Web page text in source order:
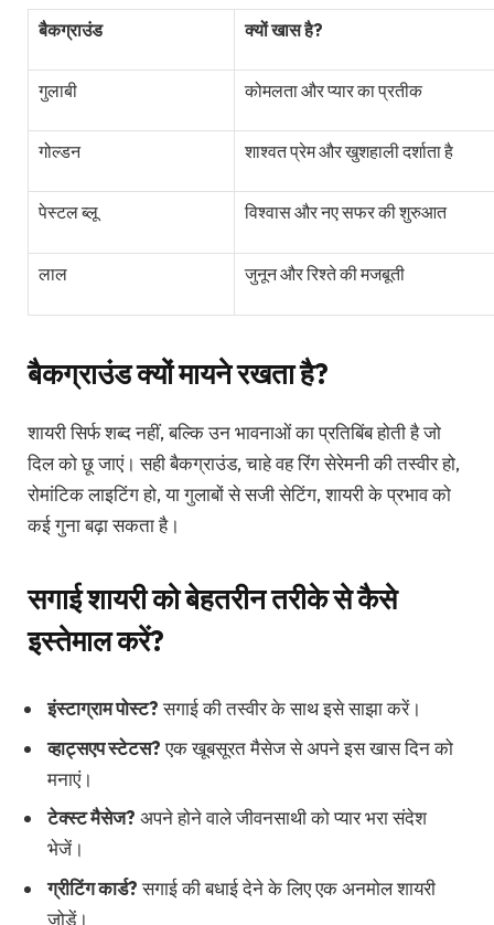
बैकग्राउंड क्यों खास है?
गुलाबी कोमलता और प्यार का प्रतीक
गोल्डन शाश्वत प्रेम और खुशहाली दर्शाता है
पेस्टल ब्लू विश्वास और नए सफर की शुरुआत
लाल जुनून और रिश्ते की मजबूती
बैकग्राउंड क्यों मायने रखता है?
शायरी सिर्फ शब्द नहीं, बल्कि उन भावनाओं का प्रतिबिंब होती है जो
दिल को छू जाएं। सही बैकग्राउंड, चाहे वह रिंग सेरेमनी की तस्वीर हो,
रोमांटिक लाइटिंग हो, या गुलाबों से सजी सेटिंग, शायरी के प्रभाव को
कई गुना बढ़ा सकता है।
सगाई शायरी को बेहतरीन तरीके से कैसे
इस्तेमाल करें?
इंस्टाग्राम पोस्ट?सगाई की तस्वीर के साथ इसे साझा करें।
व्हाट्सएप स्टेटस?एक खूबसूरत मैसेज से अपने इस खास दिन को
मनाएं।
टेक्स्ट मैसेज? अपने होने वाले जीवनसाथी को प्यार भरा संदेश
भेजें।
ग्रीटिंग कार्ड?सगाई की बधाई देने के लिए एक अनमोल शायरी
जोड़ें।